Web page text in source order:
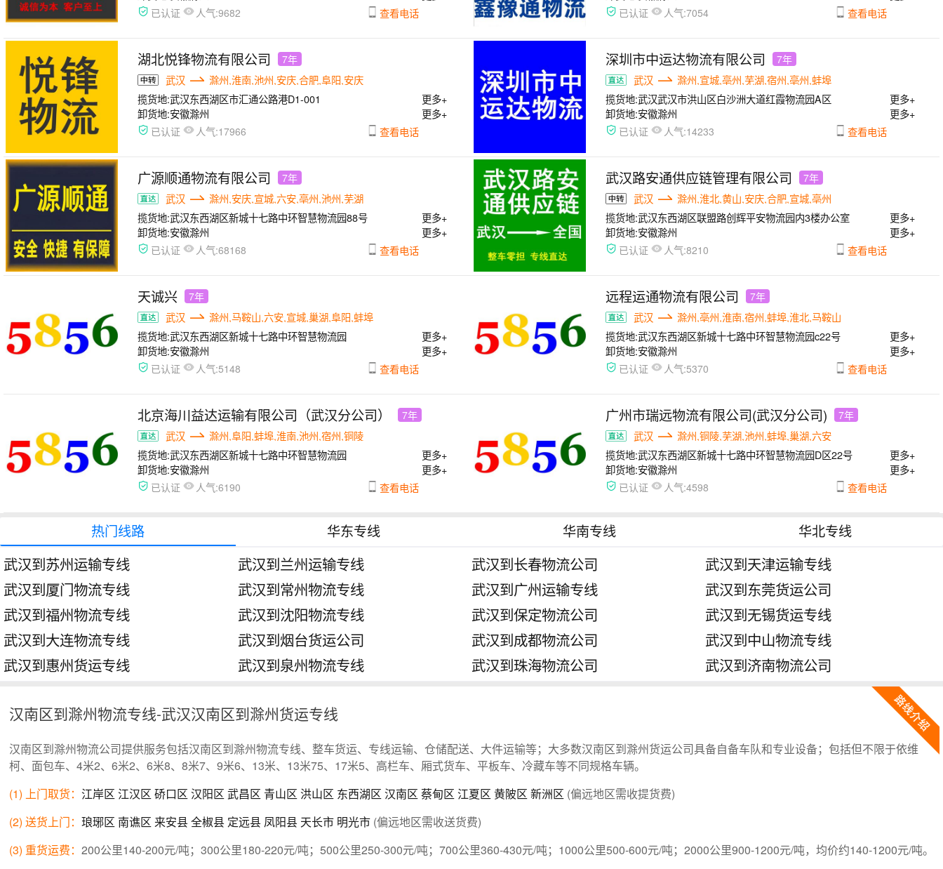
已认证 人气:9682 查看电话 已认证 人气:7054 查看电话
湖北悦锋物流有限公司 7年
武汉
滁州,淮南,池州,安庆,合肥,阜阳,安庆
揽货地:武汉东西湖区市汇通公路港D1-001
更多+
卸货地:安徽滁州 更多+
已认证 人气:17966 查看电话
深圳市中运达物流有限公司 7年
武汉
滁州,宣城,亳州,芜湖,宿州,亳州,蚌埠
揽货地:武汉武汉市洪山区白沙洲大道红霞物流园A区
更多+
卸货地:安徽滁州 更多+
已认证 人气:14233 查看电话
广源顺通物流有限公司 7年
武汉
滁州,安庆,宣城,六安,亳州,池州,芜湖
揽货地:武汉东西湖区新城十七路中环智慧物流园88号
更多+
卸货地:安徽滁州 更多+
已认证 人气:68168 查看电话
武汉路安通供应链管理有限公司 7年
武汉
滁州,淮北,黄山,安庆,合肥,宣城,亳州
揽货地:武汉东西湖区联盟路创辉平安物流园内3楼办公室
更多+
卸货地:安徽滁州 更多+
已认证 人气:8210 查看电话
天诚兴 7年
武汉
滁州,马鞍山,六安,宣城,巢湖,阜阳,蚌埠
揽货地:武汉东西湖区新城十七路中环智慧物流园
更多+
卸货地:安徽滁州 更多+
已认证 人气:5148 查看电话
远程运通物流有限公司 7年
武汉
滁州,亳州,淮南,宿州,蚌埠,淮北,马鞍山
揽货地:武汉东西湖区新城十七路中环智慧物流园c22号
更多+
卸货地:安徽滁州 更多+
已认证 人气:5370 查看电话
北京海川益达运输有限公司（武汉分公司） 7年
武汉
滁州,阜阳,蚌埠,淮南,池州,宿州,铜陵
揽货地:武汉东西湖区新城十七路中环智慧物流园
更多+
卸货地:安徽滁州 更多+
已认证 人气:6190 查看电话
广州市瑞远物流有限公司(武汉分公司) 7年
武汉
滁州,铜陵,芜湖,池州,蚌埠,巢湖,六安
揽货地:武汉东西湖区新城十七路中环智慧物流园D区22号
更多+
卸货地:安徽滁州 更多+
已认证 人气:4598 查看电话
热门线路 华东专线 华南专线 华北专线
武汉到苏州运输专线 武汉到兰州运输专线 武汉到长春物流公司
武汉到天津运输专线
武汉到厦门物流专线
武汉到常州物流专线 武汉到广州运输专线
武汉到东莞货运公司
武汉到福州物流专线
武汉到沈阳物流专线 武汉到保定物流公司
武汉到无锡货运专线
武汉到大连物流专线
武汉到烟台货运公司 武汉到成都物流公司
武汉到中山物流专线
武汉到惠州货运专线
武汉到泉州物流专线 武汉到珠海物流公司 武汉到济南物流公司
汉南区到滁州物流专线-武汉汉南区到滁州货运专线
汉南区到滁州物流公司提供服务包括汉南区到滁州物流专线、整车货运、专线运输、仓储配送、大件运输等；大多数汉南区到滁州货运公司具备自备车队和专业设备；包括但不限于依维
柯、面包车、4米2、6米2、6米8、8米7、9米6、13米、13米75、17米5、高栏车、厢式货车、平板车、冷藏车等不同规格车辆。
(1) 上门取货： 江岸区 江汉区 硚口区 汉阳区 武昌区 青山区 洪山区 东西湖区 汉南区 蔡甸区 江夏区 黄陂区 新洲区 (偏远地区需收提货费)
(2) 送货上门： 琅琊区 南谯区 来安县全椒县 定远县 凤阳县 天长市 明光市 (偏远地区需收送货费)
(3) 重货运费： 200公里140-200元/吨；300公里180-220元/吨；500公里250-300元/吨；700公里360-430元/吨；1000公里500-600元/吨；2000公里900-1200元/吨，均价约140-1200元/吨。